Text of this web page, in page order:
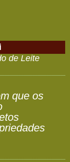
de Leite
que os